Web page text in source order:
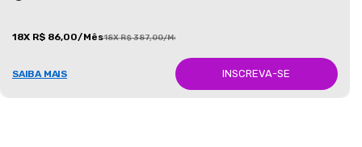
18X R$ 86,00/Mês18X R$ 387,00/Mês
SAIBA MAIS INSCREVA-SE